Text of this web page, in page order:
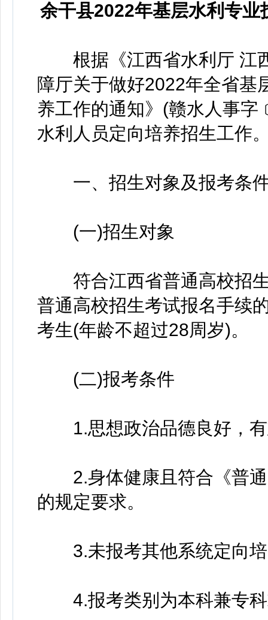
余干县2022年基层水利专
根据《江西省水利厅 江
障厅关于做好2022年全省基
养工作的通知》(赣水人事
水利人员定向培养招生工作
一、招生对象及报考条
(一)招生对象
符合江西省普通高校招生
普通高校招生考试报名手续
考生(年龄不超过28周岁)。
(二)报考条件
1.思想政治品德良好，有
2.身体健康且符合《普通
的规定要求。
3.未报考其他系统定向培
4.报考类别为本科兼专科